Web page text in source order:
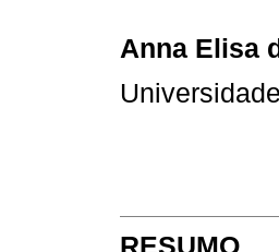
Anna Elisa
RESUMO